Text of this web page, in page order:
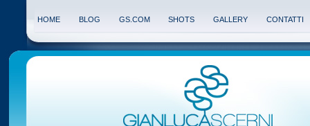
HOME BLOG GS.COM SHOTS GALLERY CONTATTI